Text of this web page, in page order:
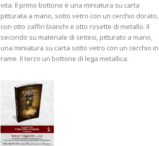
vita. Il primo bottone è una miniatura su carta
pitturata a mano, sotto vetro con un cerchio dorato,
con otto zaffiri bianchi e otto rosette di metallo. Il
secondo su materiale di sintesi, pitturato a mano,
una miniatura su carta sotto vetro con un cerchio in
rame. Il terzo un bottone di lega metallica.